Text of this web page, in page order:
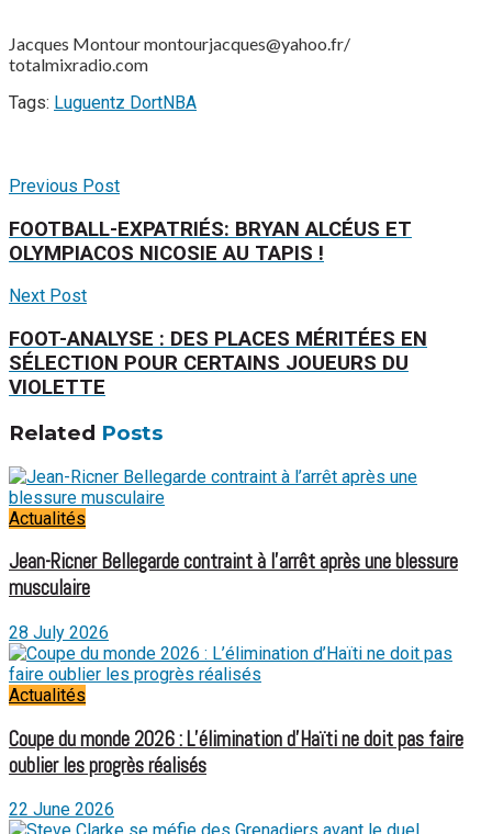
Jacques Montour montourjacques@yahoo.fr/
totalmixradio.com
Tags: Luguentz DortNBA
Previous Post
FOOTBALL-EXPATRIÉS: BRYAN ALCÉUS ET
OLYMPIACOS NICOSIE AU TAPIS !
Next Post
FOOT-ANALYSE : DES PLACES MÉRITÉES EN
SÉLECTION POUR CERTAINS JOUEURS DU
VIOLETTE
Related Posts
Actualités
Jean-Ricner Bellegarde contraint à l’arrêt après une blessure
musculaire
28 July 2026
Actualités
Coupe du monde 2026 : L’élimination d’Haïti ne doit pas faire
oublier les progrès réalisés
22 June 2026